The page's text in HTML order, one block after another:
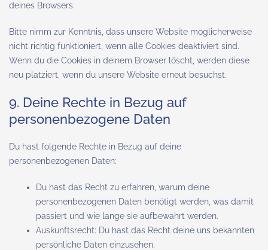
deines Browsers.
Bitte nimm zur Kenntnis, dass unsere Website möglicherweise
nicht richtig funktioniert, wenn alle Cookies deaktiviert sind.
Wenn du die Cookies in deinem Browser löscht, werden diese
neu platziert, wenn du unsere Website erneut besuchst.
9. Deine Rechte in Bezug auf
personenbezogene Daten
Du hast folgende Rechte in Bezug auf deine
personenbezogenen Daten:
Du hast das Recht zu erfahren, warum deine
personenbezogenen Daten benötigt werden, was damit
passiert und wie lange sie aufbewahrt werden.
Auskunftsrecht: Du hast das Recht deine uns bekannten
persönliche Daten einzusehen.